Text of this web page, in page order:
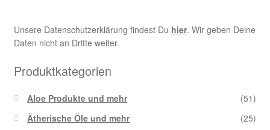
Unsere Datenschutzerklärung findest Du hier. Wir geben Deine
Daten nicht an Dritte weiter.
Produktkategorien
Aloe Produkte und mehr
(51)
Ätherische Öle und mehr
(25)